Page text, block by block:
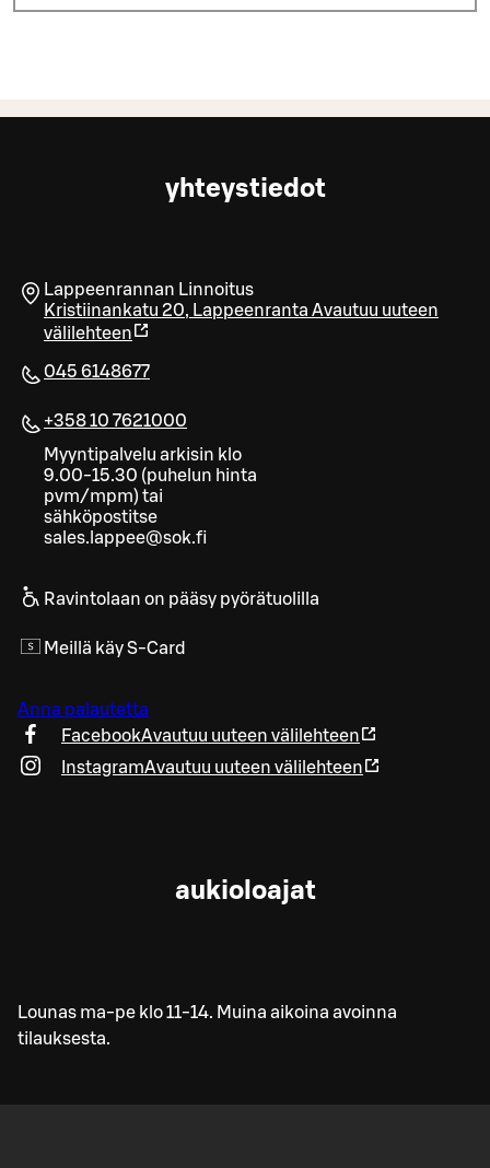
yhteystiedot
Lappeenrannan Linnoitus
Kristiinankatu 20, Lappeenranta Avautuu uuteen
välilehteen
045 6148677
+358 10 7621000
Myyntipalvelu arkisin klo
9.00-15.30 (puhelun hinta
pvm/mpm) tai
sähköpostitse
sales.lappee@sok.fi
Ravintolaan on pääsy pyörätuolilla
Meillä käy S-Card
Anna palautetta
FacebookAvautuu uuteen välilehteen
InstagramAvautuu uuteen välilehteen
aukioloajat
Lounas ma-pe klo 11-14. Muina aikoina avoinna
tilauksesta.